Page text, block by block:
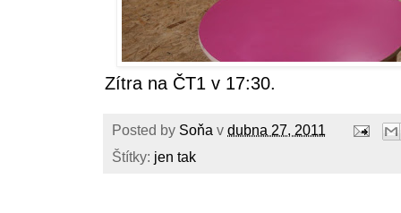
Zítra na ČT1 v 17:30.
Posted by Soňa v dubna 27, 2011
Štítky: jen tak